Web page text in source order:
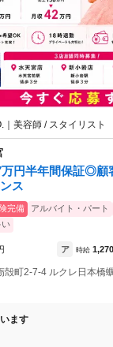
美容師 / スタイリスト
円半年間保証◎顧
ス
完備 アルバイト・パート
い
ア 時給 1,270
殻町2-7-4 ルクレ日本橋
ます